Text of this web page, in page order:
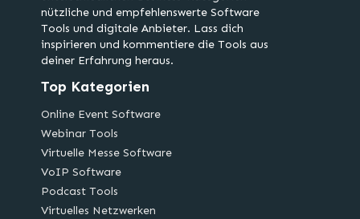
nützliche und empfehlenswerte Software
Tools und digitale Anbieter. Lass dich
inspirieren und kommentiere die Tools aus
deiner Erfahrung heraus.
Top Kategorien
Online Event Software
Webinar Tools
Virtuelle Messe Software
VoIP Software
Podcast Tools
Virtuelles Netzwerken